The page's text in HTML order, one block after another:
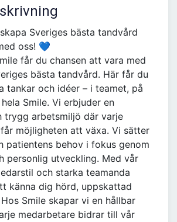
Sveriges bästa tandvård
oss! 💙
får du chansen att vara med
bästa tandvård. Här får du
tankar och idéer – i teamet, på
Smile. Vi erbjuder en
trygg arbetsmiljö där varje
möjligheten att växa. Vi sätter
patientens behov i fokus genom
personlig utveckling. Med vår
och starka teamanda
känna dig hörd, uppskattad
Smile skapar vi en hållbar
medarbetare bidrar till vår